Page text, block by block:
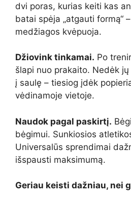
dvi poras, kurias keiti kas
batai spėja „atgauti formą“
medžiagos kvėpuoja.
Džiovink tinkamai. Po
šlapi nuo prakaito. Nedėk
į saulę – tiesiog įdėk
vėdinamoje vietoje.
Naudok pagal paskirtį.
bėgimui. Sunkiosios
Universalūs sprendimai
išspausti maksimumą.
Geriau keisti dažniau, nei